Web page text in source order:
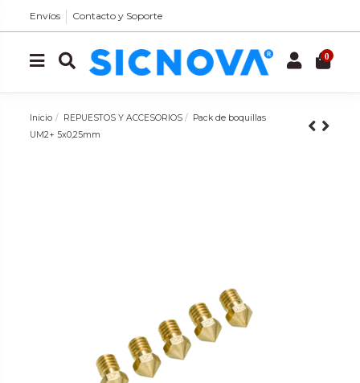
Envíos Contacto y Soporte
0
Inicio REPUESTOS Y ACCESORIOS
Pack de boquillas
UM2+ 5x0,25mm